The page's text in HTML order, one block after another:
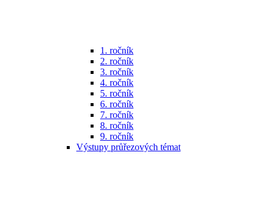
1. ročník
2. ročník
3. ročník
4. ročník
5. ročník
6. ročník
7. ročník
8. ročník
9. ročník
Výstupy průřezových témat